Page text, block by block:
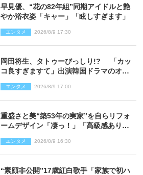
早見優、“花の82年組”同期アイドルと艶
やか浴衣姿「キャー」「眩しすぎます」
エンタメ 2026/8/9 17:30
岡田将生、タトゥーびっしり!? 「カッ
コ良すぎますて」出演韓国ドラマのオフ
エンタメ 2026/8/9 17:00
重盛さと美“築53年の実家”を自らリフォ
ームデザイン「凄っ！」「高級感ありま
エンタメ 2026/8/9 16:30
“素顔非公開”17歳紅白歌手「家族で初ハ